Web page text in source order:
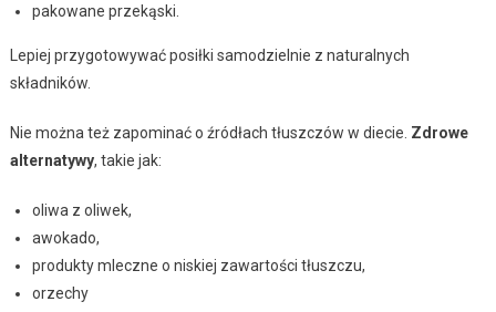
pakowane przekąski.
Lepiej przygotowywać posiłki samodzielnie z naturalnych
składników.
Nie można też zapominać o źródłach tłuszczów w diecie. Zdrowe
alternatywy, takie jak:
oliwa z oliwek,
awokado,
produkty mleczne o niskiej zawartości tłuszczu,
orzechy